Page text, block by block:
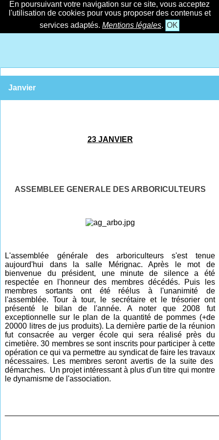
En poursuivant votre navigation sur ce site, vous acceptez
l'utilisation de cookies pour vous proposer des contenus et
services adaptés. Mentions légales. OK
Janvier
23 JANVIER
ASSEMBLEE GENERALE DES ARBORICULTEURS
L'assemblée générale des arboriculteurs s'est tenue
aujourd'hui dans la salle Mérignac. Après le mot de
bienvenue du président, une minute de silence a été
respectée en l'honneur des membres décédés. Puis les
membres sortants ont été réélus à l'unanimité de
l'assemblée. Tour à tour, le secrétaire et le trésorier ont
présenté le bilan de l'année. A noter que 2008 fut
exceptionnelle sur le plan de la quantité de pommes (+de
20000 litres de jus produits). La dernière partie de la réunion
fut consacrée au verger école qui sera réalisé près du
cimetière. 30 membres se sont inscrits pour participer à cette
opération ce qui va permettre au syndicat de faire les travaux
nécessaires. Les membres seront avertis de la suite des
démarches. Un projet intéressant à plus d'un titre qui montre
le dynamisme de l'association.